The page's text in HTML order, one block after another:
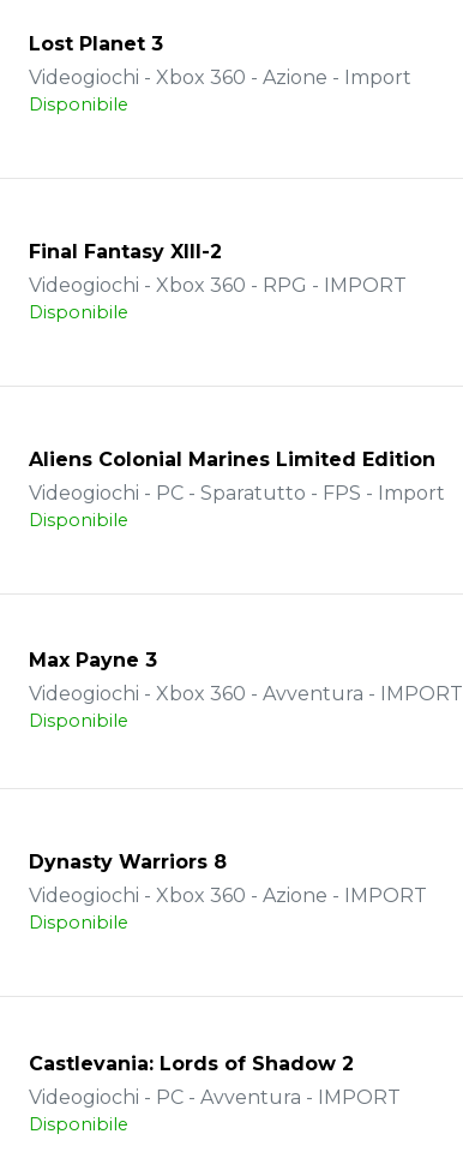
Lost Planet 3
Videogiochi - Xbox 360 - Azione - Import
Disponibile
Final Fantasy XIII-2
Videogiochi - Xbox 360 - RPG - IMPORT
Disponibile
Aliens Colonial Marines Limited Edition
Videogiochi - PC - Sparatutto - FPS - Import
Disponibile
Max Payne 3
Videogiochi - Xbox 360 - Avventura - IMPORT
Disponibile
Dynasty Warriors 8
Videogiochi - Xbox 360 - Azione - IMPORT
Disponibile
Castlevania: Lords of Shadow 2
Videogiochi - PC - Avventura - IMPORT
Disponibile